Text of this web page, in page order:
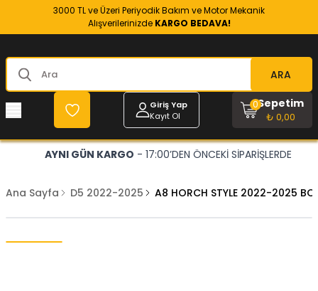
3000 TL ve Üzeri Periyodik Bakım ve Motor Mekanik
Alışverilerinizde KARGO BEDAVA!
ARA
Giriş Yap
Kayıt Ol
Sepetim
₺ 0,00
0
AYNI GÜN KARGO - 17:00’DEN ÖNCEKİ SİPARİŞLERDE
Ana Sayfa D5 2022-2025 A8 HORCH STYLE 2022-2025